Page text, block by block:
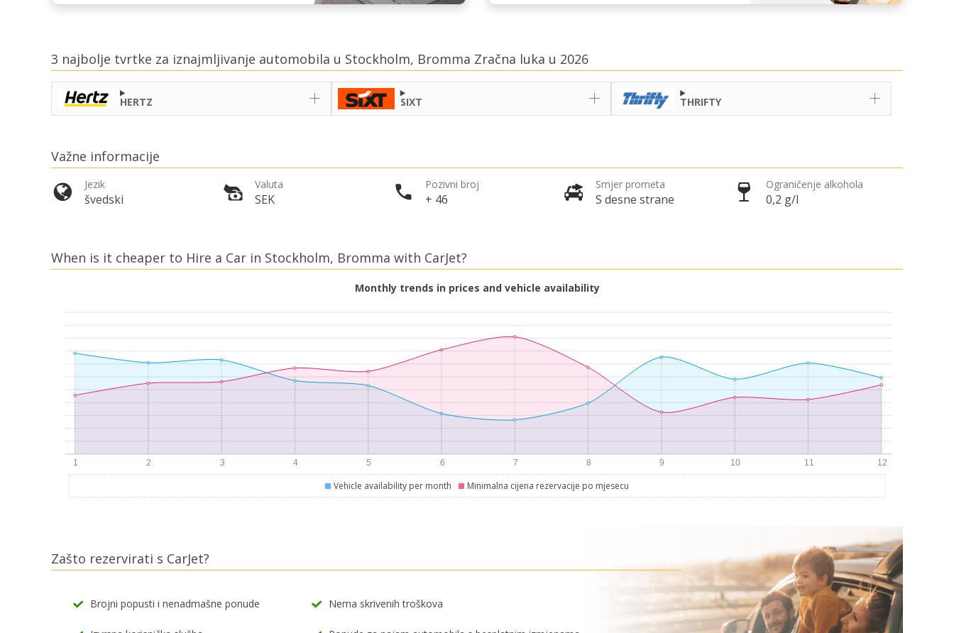
3 najbolje tvrtke za iznajmljivanje automobila u Stockholm, Bromma Zračna luka u 2026
HERTZ SIXT THRIFTY
Važne informacije
Jezik
švedski
Valuta
SEK
Pozivni broj
+ 46
Smjer prometa
S desne strane
Ograničenje alkohola
0,2 g/l
When is it cheaper to Hire a Car in Stockholm, Bromma with CarJet?
Monthly trends in prices and vehicle availability
Vehicle availability per month Minimalna cijena rezervacije po mjesecu
Zašto rezervirati s CarJet?
Brojni popusti i nenadmašne ponude Nema skrivenih troškova